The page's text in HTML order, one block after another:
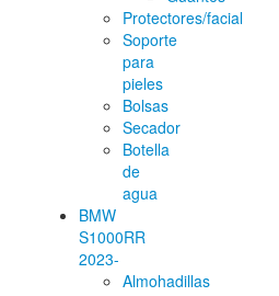
Protectores/facial
Soporte
para
pieles
Bolsas
Secador
Botella
de
agua
BMW
S1000RR
2023-
Almohadillas